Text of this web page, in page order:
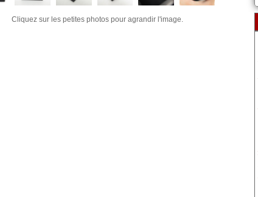
Cliquez sur les petites photos pour agrandir l'image.